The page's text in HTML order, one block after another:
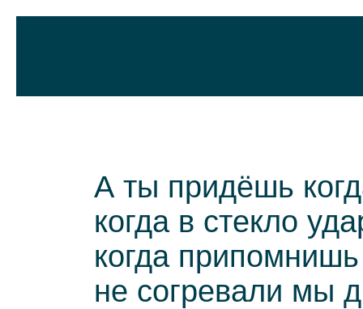
А ты придёшь
когда в стекло
когда
не согревали мы